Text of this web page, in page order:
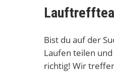
Bist du auf der
Laufen teilen
richtig! Wir